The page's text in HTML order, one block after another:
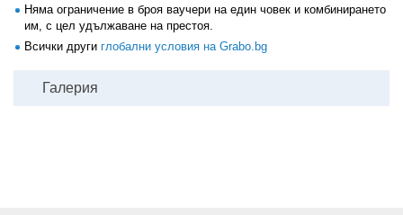
Няма ограничение в броя ваучери на един човек и комбинирането
им, с цел удължаване на престоя.
Всички други глобални условия на Grabo.bg
Галерия